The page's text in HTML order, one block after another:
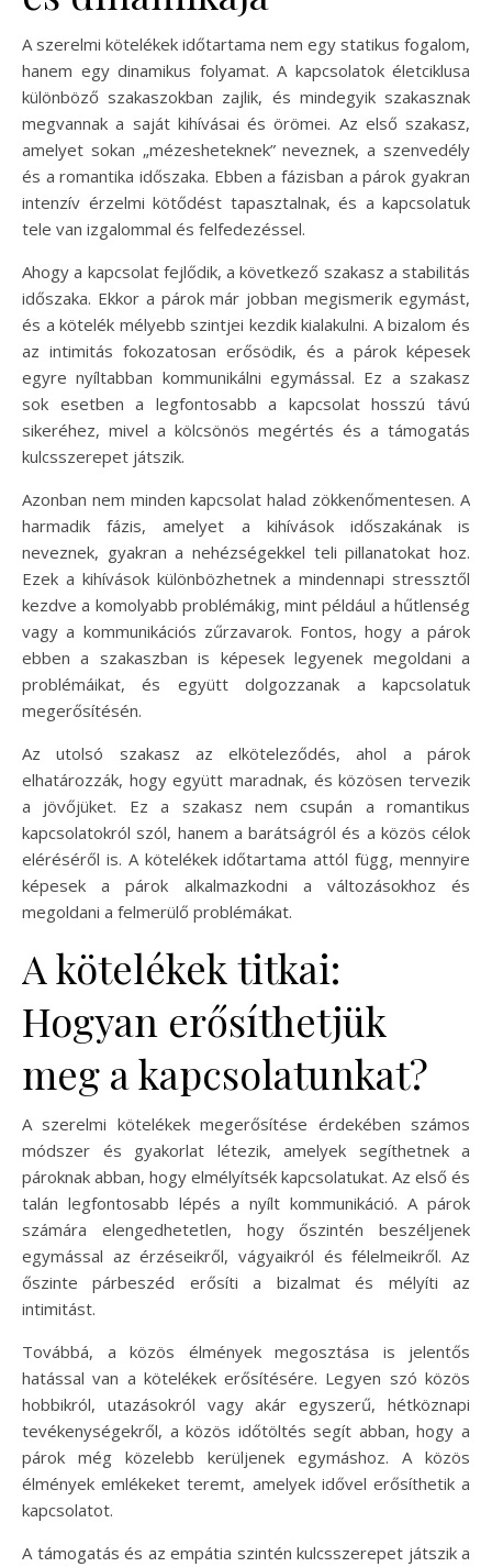
A szerelmi kötelékek időtartama nem egy statikus fogalom,
hanem egy dinamikus folyamat. A kapcsolatok életciklusa
különböző szakaszokban zajlik, és mindegyik szakasznak
megvannak a saját kihívásai és örömei. Az első szakasz,
amelyet sokan „mézesheteknek” neveznek, a szenvedély
és a romantika időszaka. Ebben a fázisban a párok gyakran
intenzív érzelmi kötődést tapasztalnak, és a kapcsolatuk
tele van izgalommal és felfedezéssel.
Ahogy a kapcsolat fejlődik, a következő szakasz a stabilitás
időszaka. Ekkor a párok már jobban megismerik egymást,
és a kötelék mélyebb szintjei kezdik kialakulni. A bizalom és
az intimitás fokozatosan erősödik, és a párok képesek
egyre nyíltabban kommunikálni egymással. Ez a szakasz
sok esetben a legfontosabb a kapcsolat hosszú távú
sikeréhez, mivel a kölcsönös megértés és a támogatás
kulcsszerepet játszik.
Azonban nem minden kapcsolat halad zökkenőmentesen. A
harmadik fázis, amelyet a kihívások időszakának is
neveznek, gyakran a nehézségekkel teli pillanatokat hoz.
Ezek a kihívások különbözhetnek a mindennapi stressztől
kezdve a komolyabb problémákig, mint például a hűtlenség
vagy a kommunikációs zűrzavarok. Fontos, hogy a párok
ebben a szakaszban is képesek legyenek megoldani a
problémáikat, és együtt dolgozzanak a kapcsolatuk
megerősítésén.
Az utolsó szakasz az elköteleződés, ahol a párok
elhatározzák, hogy együtt maradnak, és közösen tervezik
a jövőjüket. Ez a szakasz nem csupán a romantikus
kapcsolatokról szól, hanem a barátságról és a közös célok
eléréséről is. A kötelékek időtartama attól függ, mennyire
képesek a párok alkalmazkodni a változásokhoz és
megoldani a felmerülő problémákat.
A kötelékek titkai:
Hogyan erősíthetjük
meg a kapcsolatunkat?
A szerelmi kötelékek megerősítése érdekében számos
módszer és gyakorlat létezik, amelyek segíthetnek a
pároknak abban, hogy elmélyítsék kapcsolatukat. Az első és
talán legfontosabb lépés a nyílt kommunikáció. A párok
számára elengedhetetlen, hogy őszintén beszéljenek
egymással az érzéseikről, vágyaikról és félelmeikről. Az
őszinte párbeszéd erősíti a bizalmat és mélyíti az
intimitást.
Továbbá, a közös élmények megosztása is jelentős
hatással van a kötelékek erősítésére. Legyen szó közös
hobbikról, utazásokról vagy akár egyszerű, hétköznapi
tevékenységekről, a közös időtöltés segít abban, hogy a
párok még közelebb kerüljenek egymáshoz. A közös
élmények emlékeket teremt, amelyek idővel erősíthetik a
kapcsolatot.
A támogatás és az empátia szintén kulcsszerepet játszik a